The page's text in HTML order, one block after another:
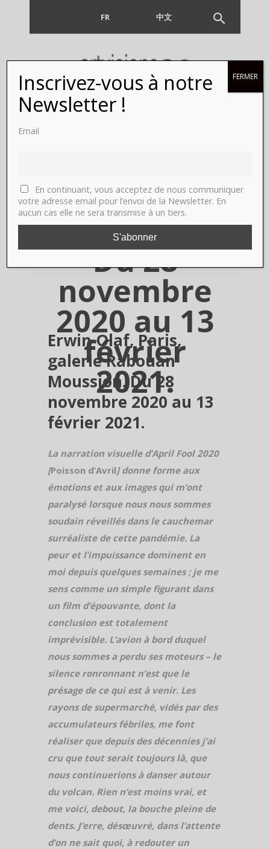
FR 中文
Erwin Olaf,
Rabouan
Moussion.
Du 28
novembre
2020 au 13
février
2021.
Erwin Olaf, Paris,
galerie Rabouan
Moussion. Du 28
novembre 2020 au 13
février 2021.
La narration visuelle d’April Fool 2020
[Poisson d’Avril] donne forme aux
émotions et aux images qui m’ont
paralysé lorsque nous nous sommes
soudain réveillés dans le cauchemar
surréaliste de cette pandémie. La
peur et l’impuissance dominent en
moi depuis quelques semaines ; je me
sens comme un simple figurant dans
un film d’épouvante, dont la
conclusion est totalement
imprévisible. L’avion à bord duquel
nous sommes a perdu ses moteurs – le
silence ronronnant n’est que le
présage de ce qui est à venir. Les
rayons de supermarché, vidés par des
accumulateurs fébriles, me font
réaliser que depuis des décennies j’ai
cru que tout serait toujours là, que
nous continuerions à danser autour
du volcan. Rien n’est moins vrai, et
me voici, debout, la bouche pleine de
dents. J’erre, désœuvré, dans l’attente
d’on ne sait quoi, à redouter un
Inscrivez-vous à notre
Newsletter !
Email
En continuant, vous acceptez de nous communiquer
votre adresse email pour l’envoi de la Newsletter. En
aucun cas elle ne sera transmise à un tiers.
FERMER